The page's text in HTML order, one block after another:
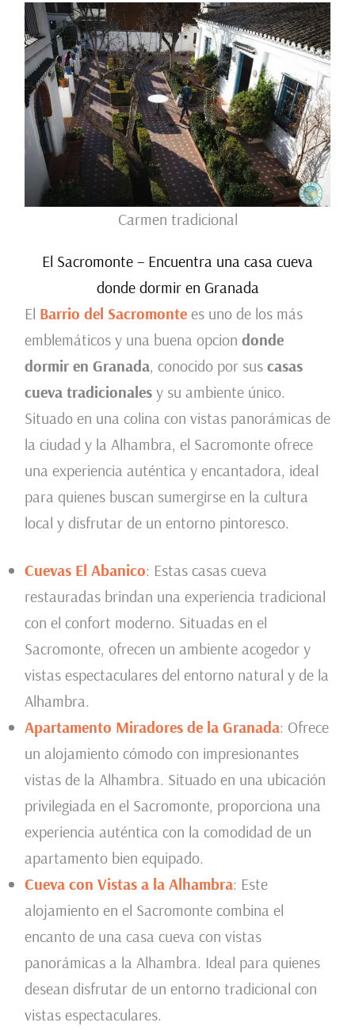
Carmen tradicional
El Sacromonte – Encuentra una casa cueva
donde dormir en Granada
El Barrio del Sacromonte es uno de los más
emblemáticos y una buena opcion donde
dormir en Granada, conocido por sus casas
cueva tradicionalesy su ambiente único.
Situado en una colina con vistas panorámicas de
la ciudad y la Alhambra, el Sacromonte ofrece
una experiencia auténtica y encantadora, ideal
para quienes buscan sumergirse en la cultura
local y disfrutar de un entorno pintoresco.
Cuevas El Abanico: Estas casas cueva
restauradas brindan una experiencia tradicional
con el confort moderno. Situadas en el
Sacromonte, ofrecen un ambiente acogedor y
vistas espectaculares del entorno natural y de la
Alhambra.
Apartamento Miradores de la Granada: Ofrece
un alojamiento cómodo con impresionantes
vistas de la Alhambra. Situado en una ubicación
privilegiada en el Sacromonte, proporciona una
experiencia auténtica con la comodidad de un
apartamento bien equipado.
Cueva con Vistas a la Alhambra: Este
alojamiento en el Sacromonte combina el
encanto de una casa cueva con vistas
panorámicas a la Alhambra. Ideal para quienes
desean disfrutar de un entorno tradicional con
vistas espectaculares.